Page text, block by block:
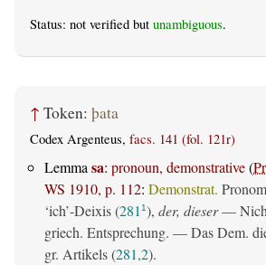
Status: not verified but unambiguous.
↑ Token: þata
Codex Argenteus, facs. 141 (fol. 121r)
Lemma sa: pronoun, demonstrative(
WS 1910, p. 112: Demonstrat.
‘ich’-Deixis (281 1), der, dieser—
griech. Entsprechung. — Das Dem.
gr. Artikels (281,2).